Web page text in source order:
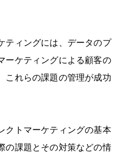
ティングには、データのプ
ーケティングによる顧客の
これらの課題の管理が成功
クトマーケティングの基本
の課題とその対策などの情